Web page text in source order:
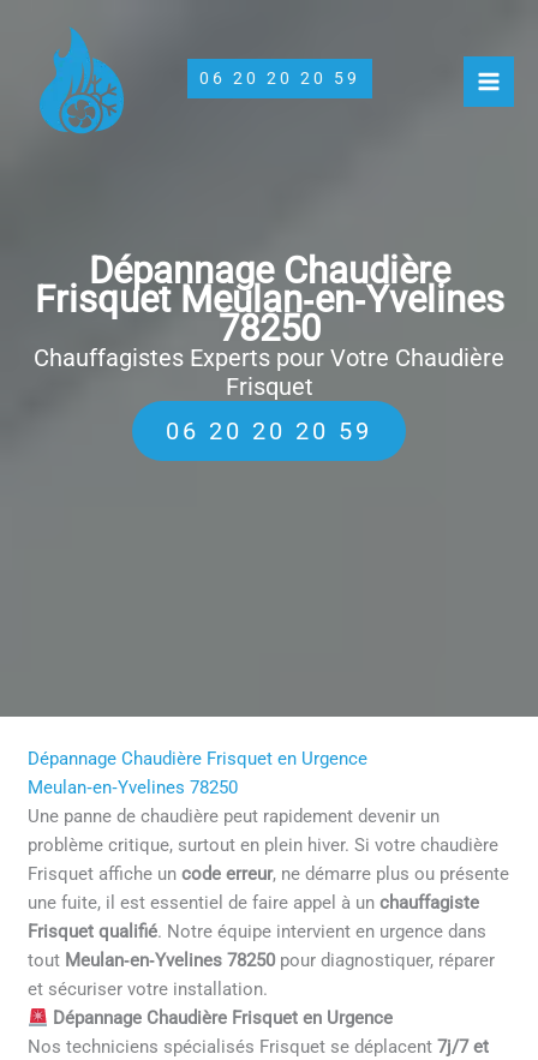
contenu
06 20 20 20 59
Dépannage Chaudière
Frisquet Meulan‑en‑Yvelines
78250
Chauffagistes Experts pour Votre Chaudière
Frisquet
06 20 20 20 59
Dépannage Chaudière Frisquet en Urgence
Meulan‑en‑Yvelines 78250
Une panne de chaudière peut rapidement devenir un
problème critique, surtout en plein hiver. Si votre chaudière
Frisquet affiche uncode erreur, ne démarre plus ou présente
une fuite, il est essentiel de faire appel à unchauffagiste
Frisquet qualifié. Notre équipe intervient en urgence dans
tout Meulan‑en‑Yvelines 78250 pour diagnostiquer, réparer
et sécuriser votre installation.
Dépannage Chaudière Frisquet en Urgence
Nos techniciens spécialisés Frisquet se déplacent7j/7 et